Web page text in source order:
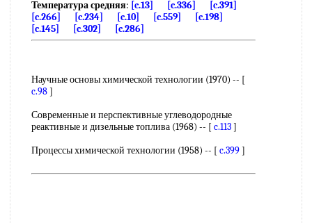
Температура средняя: [c.13] [c.336]
[c.391]
[c.266]
[c.234] [c.10] [c.559]
[c.198]
[c.145]
[c.302] [c.286]
Научные основы химической технологии (1970) -- [
c.98]
Современные и перспективные углеводородные
реактивные и дизельные топлива (1968) -- [ c.113]
Процессы химической технологии (1958) -- [ c.399]